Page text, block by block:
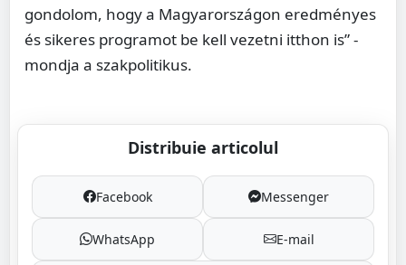
gondolom, hogy a Magyarországon eredményes
és sikeres programot be kell vezetni itthon is” -
mondja a szakpolitikus.
Distribuie articolul
Facebook Messenger
WhatsApp E-mail